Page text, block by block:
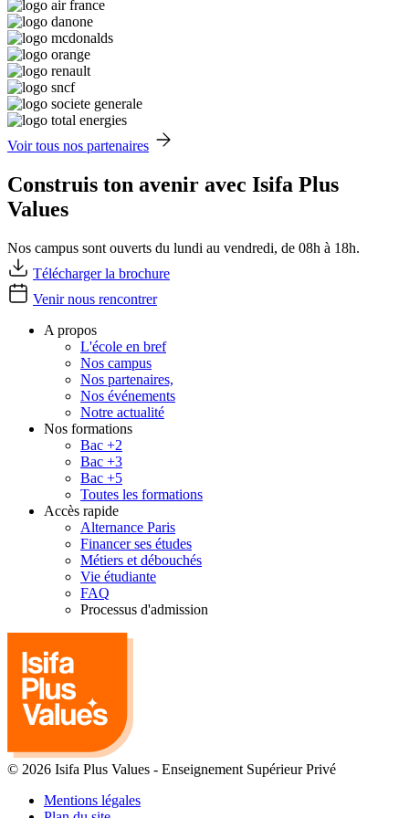
Voir tous nos partenaires
Construis ton avenir avec Isifa Plus
Values
Nos campus sont ouverts du lundi au vendredi, de 08h à 18h.
Télécharger la brochure
Venir nous rencontrer
A propos
L'école en bref
Nos campus
Nos partenaires,
Nos événements
Notre actualité
Nos formations
Bac +2
Bac +3
Bac +5
Toutes les formations
Accès rapide
Alternance Paris
Financer ses études
Métiers et débouchés
Vie étudiante
FAQ
Processus d'admission
© 2026 Isifa Plus Values - Enseignement Supérieur Privé
Mentions légales